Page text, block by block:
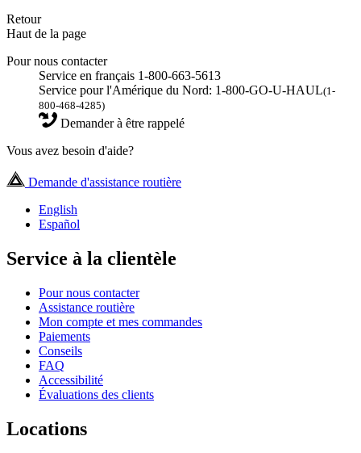
Retour
Haut de la page
Pour nous contacter
Service en français 1-800-663-5613
Service pour l'Amérique du Nord: 1-800-GO-U-HAUL(1-
800-468-4285)
Demander à être rappelé
Vous avez besoin d'aide?
Demande d'assistance routière
English
Español
Service à la clientèle
Pour nous contacter
Assistance routière
Mon compte et mes commandes
Paiements
Conseils
FAQ
Accessibilité
Évaluations des clients
Locations